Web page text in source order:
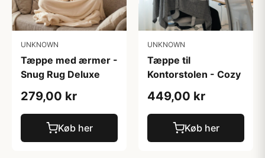
UNKNOWN
Tæppe med ærmer -
Snug Rug Deluxe
279,00 kr
Køb her
UNKNOWN
Tæppe til
Kontorstolen - Cozy
449,00 kr
Køb her